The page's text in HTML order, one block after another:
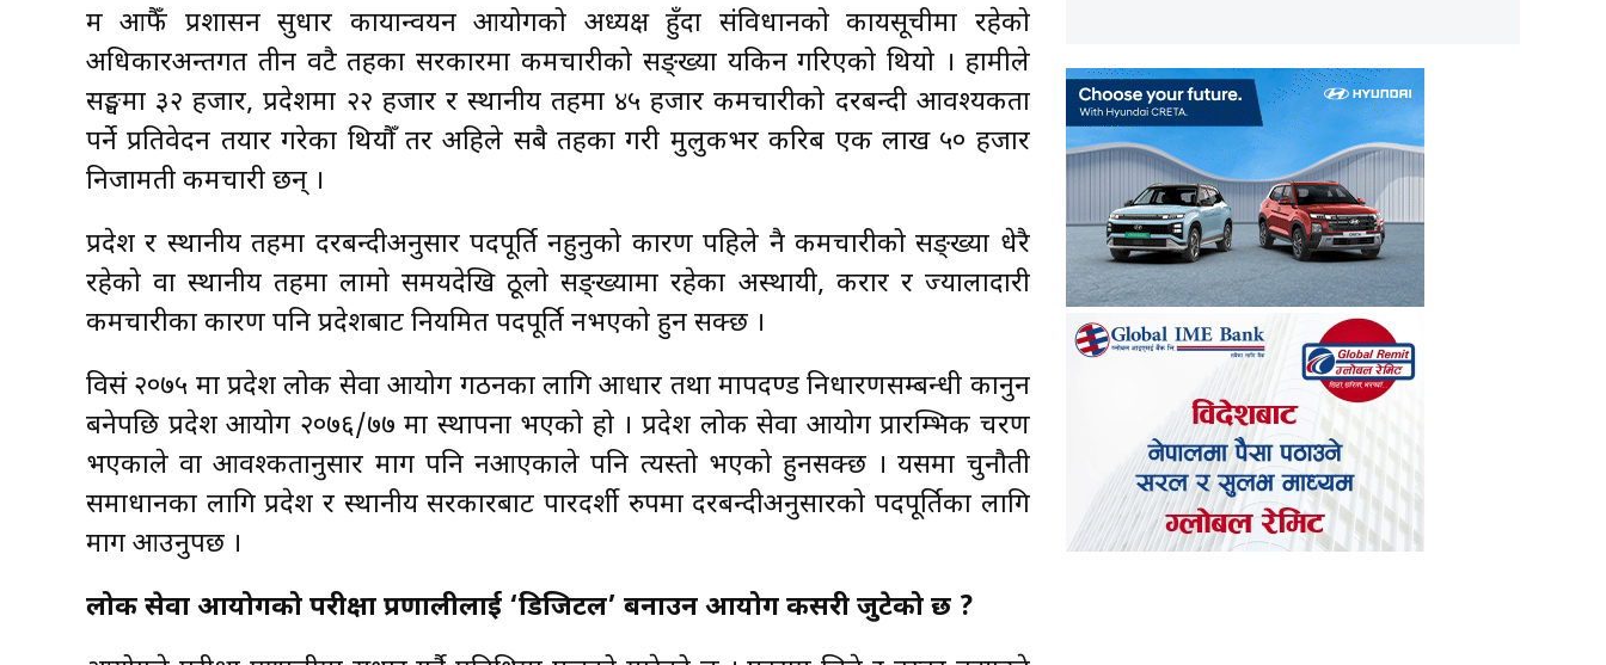
म आफैँ प्रशासन सुधार कार्यान्वयन आयोगको अध्यक्ष हुँदा संविधानको कार्यसूचीमा रहेको
अधिकारअन्तर्गत तीन वटै तहका सरकारमा कर्मचारीको सङ्ख्या यकिन गरिएको थियो । हामीले
सङ्घमा ३२ हजार, प्रदेशमा २२ हजार र स्थानीय तहमा ४५ हजार कर्मचारीको दरबन्दी आवश्यकता
पर्ने प्रतिवेदन तयार गरेका थियौँ तर अहिले सबै तहका गरी मुलुकभर करिब एक लाख ५० हजार
निजामती कर्मचारी छन् ।
प्रदेश र स्थानीय तहमा दरबन्दीअनुसार पदपूर्ति नहुनुको कारण पहिले नै कर्मचारीको सङ्ख्या धेरै
रहेको वा स्थानीय तहमा लामो समयदेखि ठूलो सङ्ख्यामा रहेका अस्थायी, करार र ज्यालादारी
कर्मचारीका कारण पनि प्रदेशबाट नियमित पदपूर्ति नभएको हुन सक्छ ।
विसं २०७५ मा प्रदेश लोक सेवा आयोग गठनका लागि आधार तथा मापदण्ड निर्धारणसम्बन्धी कानुन
बनेपछि प्रदेश आयोग २०७६/७७ मा स्थापना भएको हो । प्रदेश लोक सेवा आयोग प्रारम्भिक चरण
भएकाले वा आवश्कतानुसार माग पनि नआएकाले पनि त्यस्तो भएको हुनसक्छ । यसमा चुनौती
समाधानका लागि प्रदेश र स्थानीय सरकारबाट पारदर्शी रुपमा दरबन्दीअनुसारको पदपूर्तिका लागि
माग आउनुपर्छ ।
लोक सेवा आयोगको परीक्षा प्रणालीलाई ‘डिजिटल’ बनाउन आयोग कसरी जुटेको छ ?